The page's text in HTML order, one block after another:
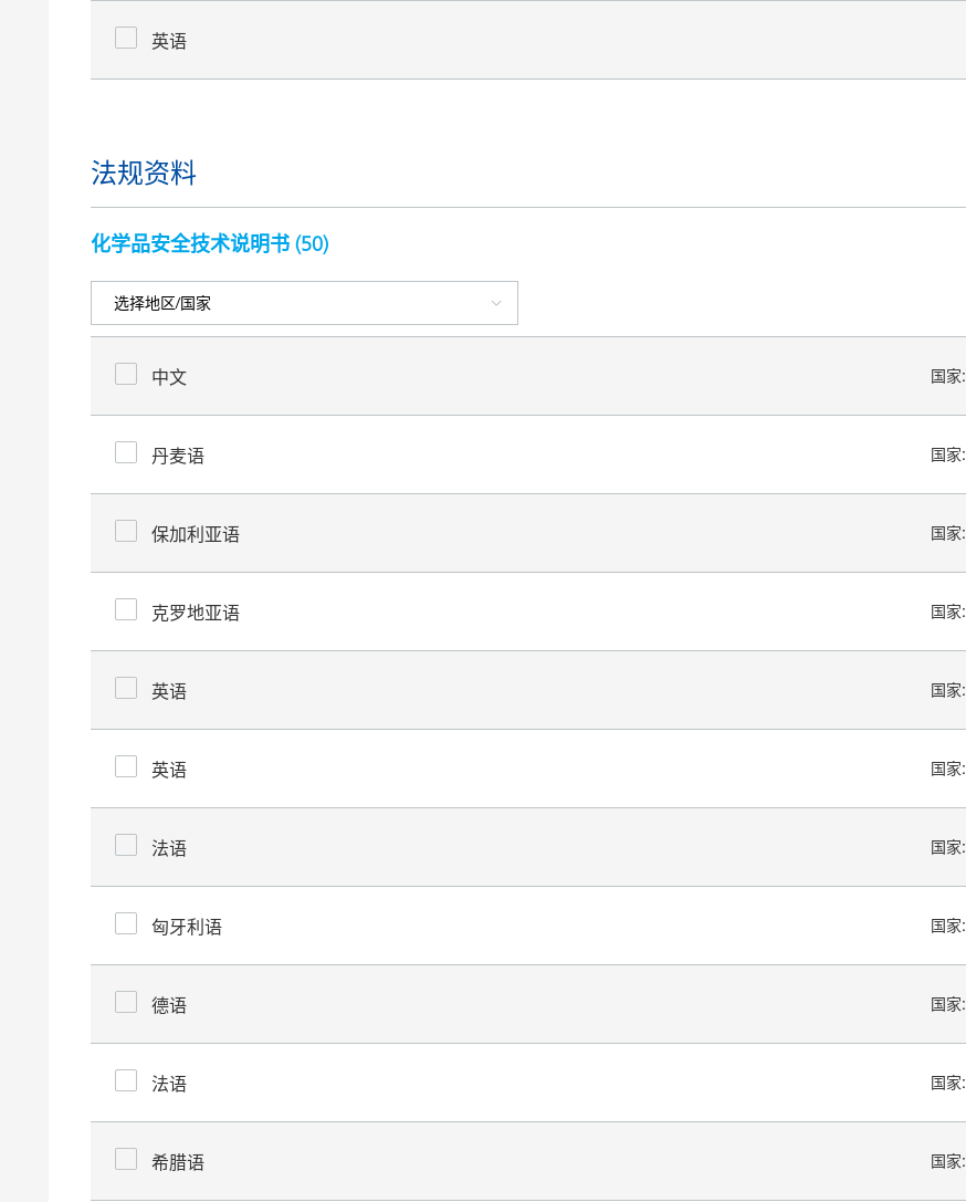
英语
法规资料
化学品安全技术说明书 (50)
中文 国家:
丹麦语 国家:
保加利亚语 国家:
克罗地亚语 国家:
英语 国家:
英语 国家:
法语 国家:
匈牙利语 国家:
德语 国家:
法语 国家:
希腊语 国家: